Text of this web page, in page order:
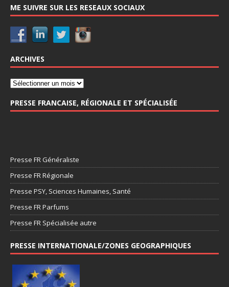
ME SUIVRE SUR LES RESEAUX SOCIAUX
ARCHIVES
PRESSE FRANCAISE, RÉGIONALE ET SPÉCIALISÉE
Presse FR Généraliste
Presse FR Régionale
Presse PSY, Sciences Humaines, Santé
Presse FR Parfums
Presse FR Spécialisée autre
PRESSE INTERNATIONALE/ZONES GEOGRAPHIQUES